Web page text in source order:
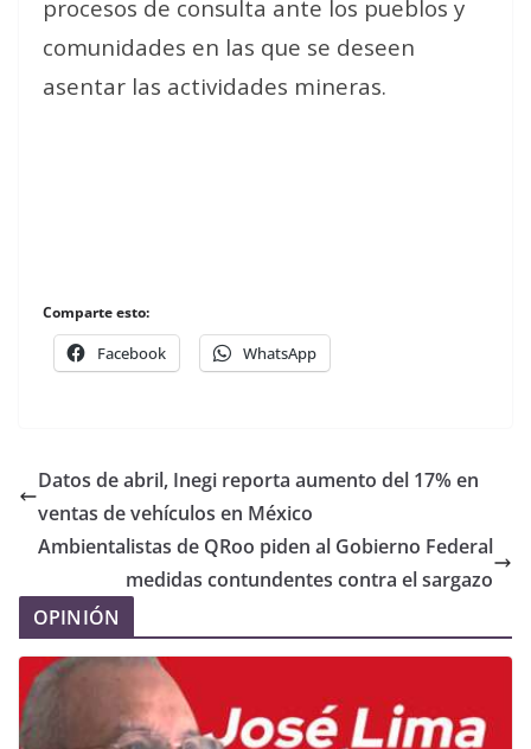
procesos de consulta ante los pueblos y
comunidades en las que se deseen
asentar las actividades mineras.
Comparte esto:
Facebook WhatsApp
Datos de abril, Inegi reporta aumento del 17% en
ventas de vehículos en México
Ambientalistas de QRoo piden al Gobierno Federal
medidas contundentes contra el sargazo
OPINIÓN